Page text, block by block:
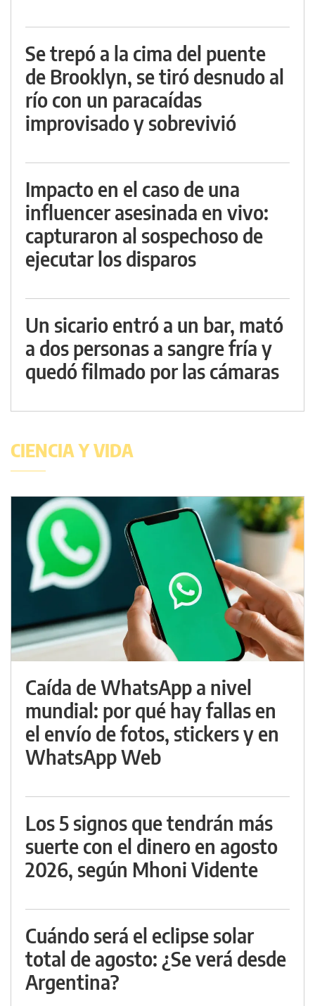
Se trepó a la cima del puente
de Brooklyn, se tiró desnudo al
río con un paracaídas
improvisado y sobrevivió
Impacto en el caso de una
influencer asesinada en vivo:
capturaron al sospechoso de
ejecutar los disparos
Un sicario entró a un bar, mató
a dos personas a sangre fría y
quedó filmado por las cámaras
CIENCIA Y VIDA
Caída de WhatsApp a nivel
mundial: por qué hay fallas en
el envío de fotos, stickers y en
WhatsApp Web
Los 5 signos que tendrán más
suerte con el dinero en agosto
2026, según Mhoni Vidente
Cuándo será el eclipse solar
total de agosto: ¿Se verá desde
Argentina?